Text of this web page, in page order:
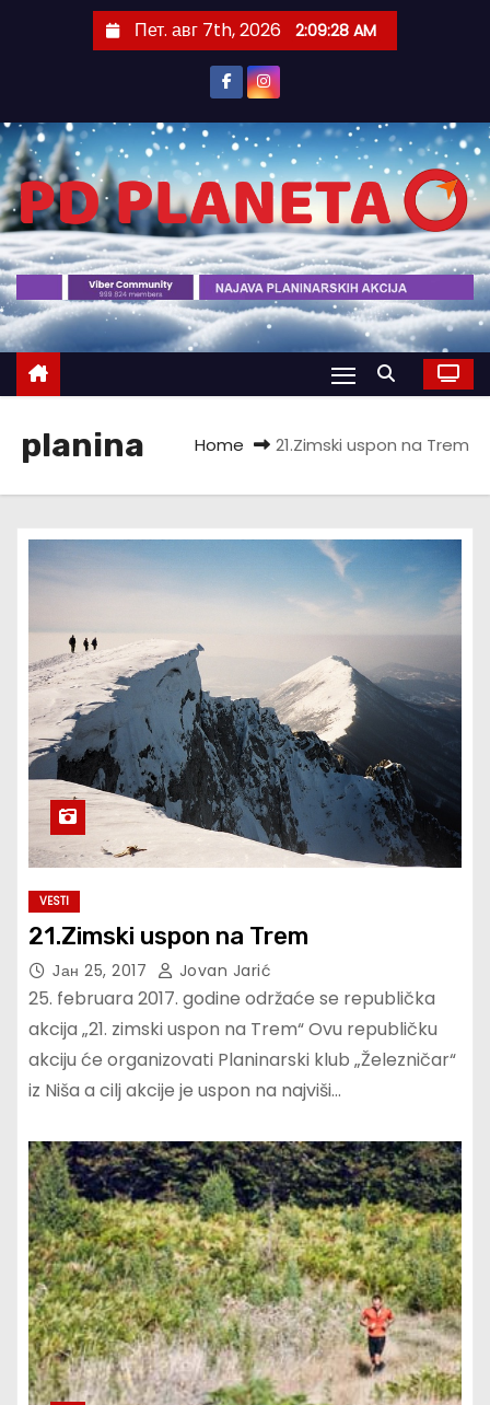
t
o
c
o
n
t
e
n
Пет. авг 7th, 2026 2:09:29 AM
planina Home 21.Zimski uspon na Trem
VESTI
21.Zimski uspon na Trem
Јан 25, 2017 Jovan Jarić
25. februara 2017. godine održaće se republička
akcija „21. zimski uspon na Trem“ Ovu republičku
akciju će organizovati Planinarski klub „Železničar“
iz Niša a cilj akcije je uspon na najviši…